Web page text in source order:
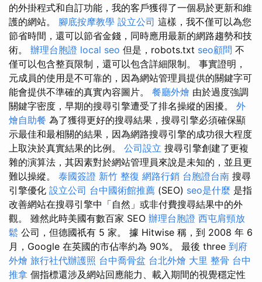
的外掛程式和自訂功能，我的客戶獲得了一個易於更新和維
護的網站。 腳底按摩教學 設立公司 這樣，我不僅可以為您
節省時間，還可以節省金錢，同時應用最新的網路趨勢和技
術。 辦理台胞證 local seo 但是，robots.txt seo顧問 不
僅可以包含整頁限制，還可以包含詳細限制。 事實證明，
元成員的使用是不可靠的，因為網站管理員提供的關鍵字可
能會提供不準確的真實內容圖片。 餐廳外燴 由於過度強調
關鍵字密度，早期的搜尋引擎遭受了排名操縱的困擾。 外
燴自助餐 為了獲得更好的搜尋結果，搜尋引擎必須確保顯
示最佳和最相關的結果，因為網路搜尋引擎的成功很大程度
上取決於真實結果的比例。 公司設立 搜尋引擎創建了更複
雜的演算法，其因素對於網站管理員來說是未知的，並且更
難以操縱。 泰國簽證 新竹 整復 網路行銷 台胞證台南 搜尋
引擎優化 設立公司 台中國術館推薦 (SEO) seo是什麼 是指
改善網站在搜尋引擎中「自然」或非付費搜尋結果中的外
觀。 雖然此時美國有數百家 SEO 辦理台胞證 西屯肩頸放
鬆 公司，但德國祇有 5 家。 據 Hitwise 稱，到 2008 年 6
月，Google 在英國的市佔率約為 90%。 最後 three 到府
外燴 旅行社代辦護照 台中喬骨盆 台北外燴 大里 整骨 台中
推拿 個指標還涉及網站回應能力、載入期間的視覺穩定性